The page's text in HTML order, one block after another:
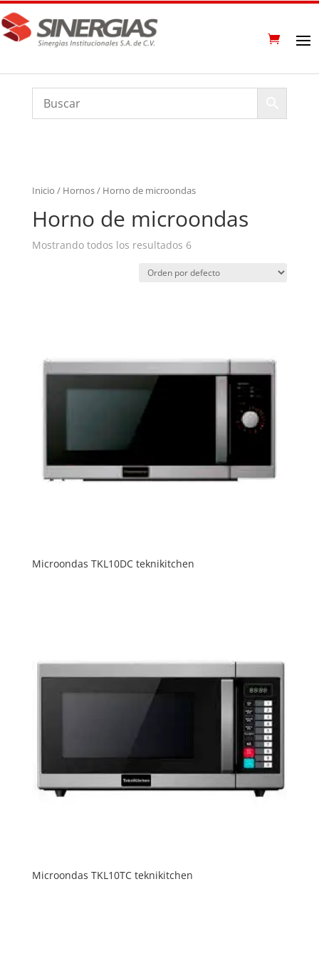
Inicio / Hornos/ Horno de microondas
Horno de microondas
Mostrando todos los resultados 6
Microondas TKL10DC teknikitchen
Microondas TKL10TC teknikitchen